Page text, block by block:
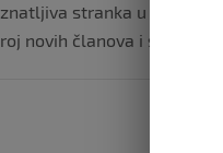
stranka u BIH u
novih članova i